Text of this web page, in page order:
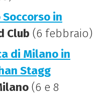
in
Club (6 febbraio)
di Milano in
Stagg
(6 e 8